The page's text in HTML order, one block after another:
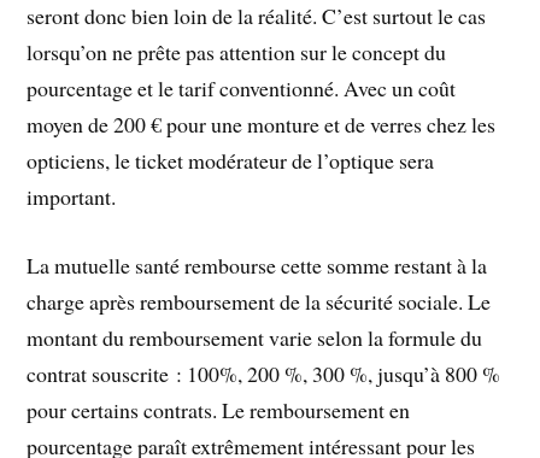
seront donc bien loin de la réalité. C’est surtout le cas
lorsqu’on ne prête pas attention sur le concept du
pourcentage et le tarif conventionné. Avec un coût
moyen de 200 € pour une monture et de verres chez les
opticiens, le ticket modérateur de l’optique sera
important.
La mutuelle santé rembourse cette somme restant à la
charge après remboursement de la sécurité sociale. Le
montant du remboursement varie selon la formule du
contrat souscrite : 100%, 200 %, 300 %, jusqu’à 800 %
pour certains contrats. Le remboursement en
pourcentage paraît extrêmement intéressant pour les